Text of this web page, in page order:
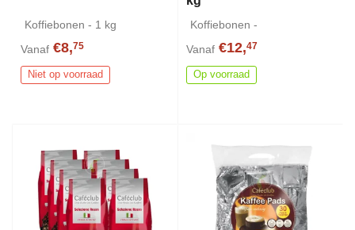
Koffiebonen - 1 kg
Vanaf €8,75
Niet op voorraad
Koffiebonen -
Vanaf €12,47
Op voorraad